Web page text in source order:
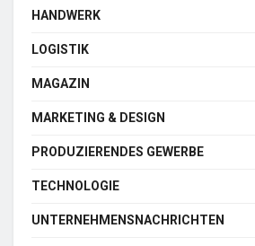
HANDWERK
LOGISTIK
MAGAZIN
MARKETING & DESIGN
PRODUZIERENDES GEWERBE
TECHNOLOGIE
UNTERNEHMENSNACHRICHTEN